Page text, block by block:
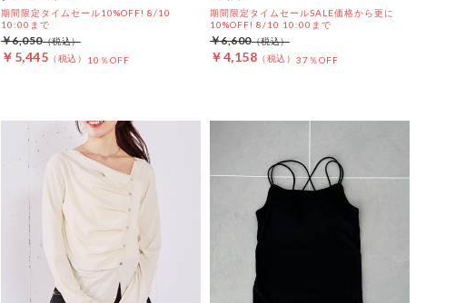
期間限定タイムセール10%OFF! 8/10
10:00まで
￥5,445 10％OFF
￥6,050
期間限定タイムセールSALE価格から更に
10%OFF! 8/10 10:00まで
￥4,158 37％OFF
￥6,600